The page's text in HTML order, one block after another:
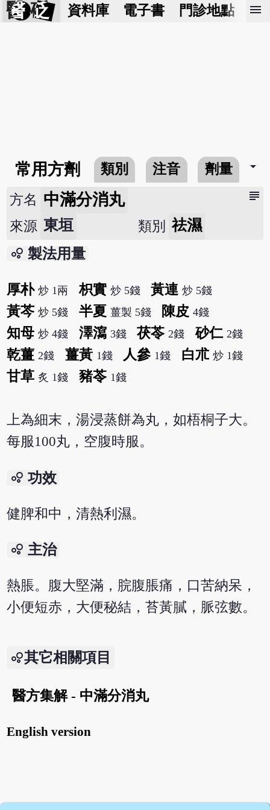
醫 砭 資料庫 電子書 門診地點 預
menu
常用方劑 類別 注音 劑量 arrow_drop_down
subject
方名 中滿分消丸
來源 東垣 類別 祛濕
bubble_chart 製法用量
厚朴 炒 1兩 枳實 炒 5錢 黃連 炒 5錢
黃芩 炒 5錢 半夏 薑製 5錢 陳皮 4錢
知母 炒 4錢 澤瀉 3錢 茯苓 2錢 砂仁 2錢
乾薑 2錢 薑黃 1錢 人參 1錢 白朮 炒 1錢
甘草 炙 1錢 豬苓 1錢
上為細末，湯浸蒸餅為丸，如梧桐子大。
每服100丸，空腹時服。
bubble_chart 功效
健脾和中，清熱利濕。
bubble_chart 主治
熱脹。腹大堅滿，脘腹脹痛，口苦納呆，
小便短赤，大便秘結，苔黃膩，脈弦數。
其它相關項目
醫方集解 - 中滿分消丸
English version